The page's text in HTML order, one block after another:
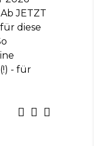
JETZT
diese
- für